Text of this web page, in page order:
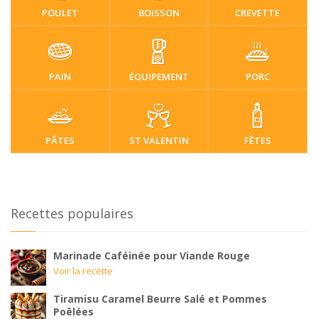
POULET BOISSON CREVETTE
PAIN ÉQUIPEMENT PORC
PÂTES ST VALENTIN FÊTES
Recettes populaires
Marinade Caféinée pour Viande Rouge
Voir la recette
Tiramisu Caramel Beurre Salé et Pommes
Poêlées